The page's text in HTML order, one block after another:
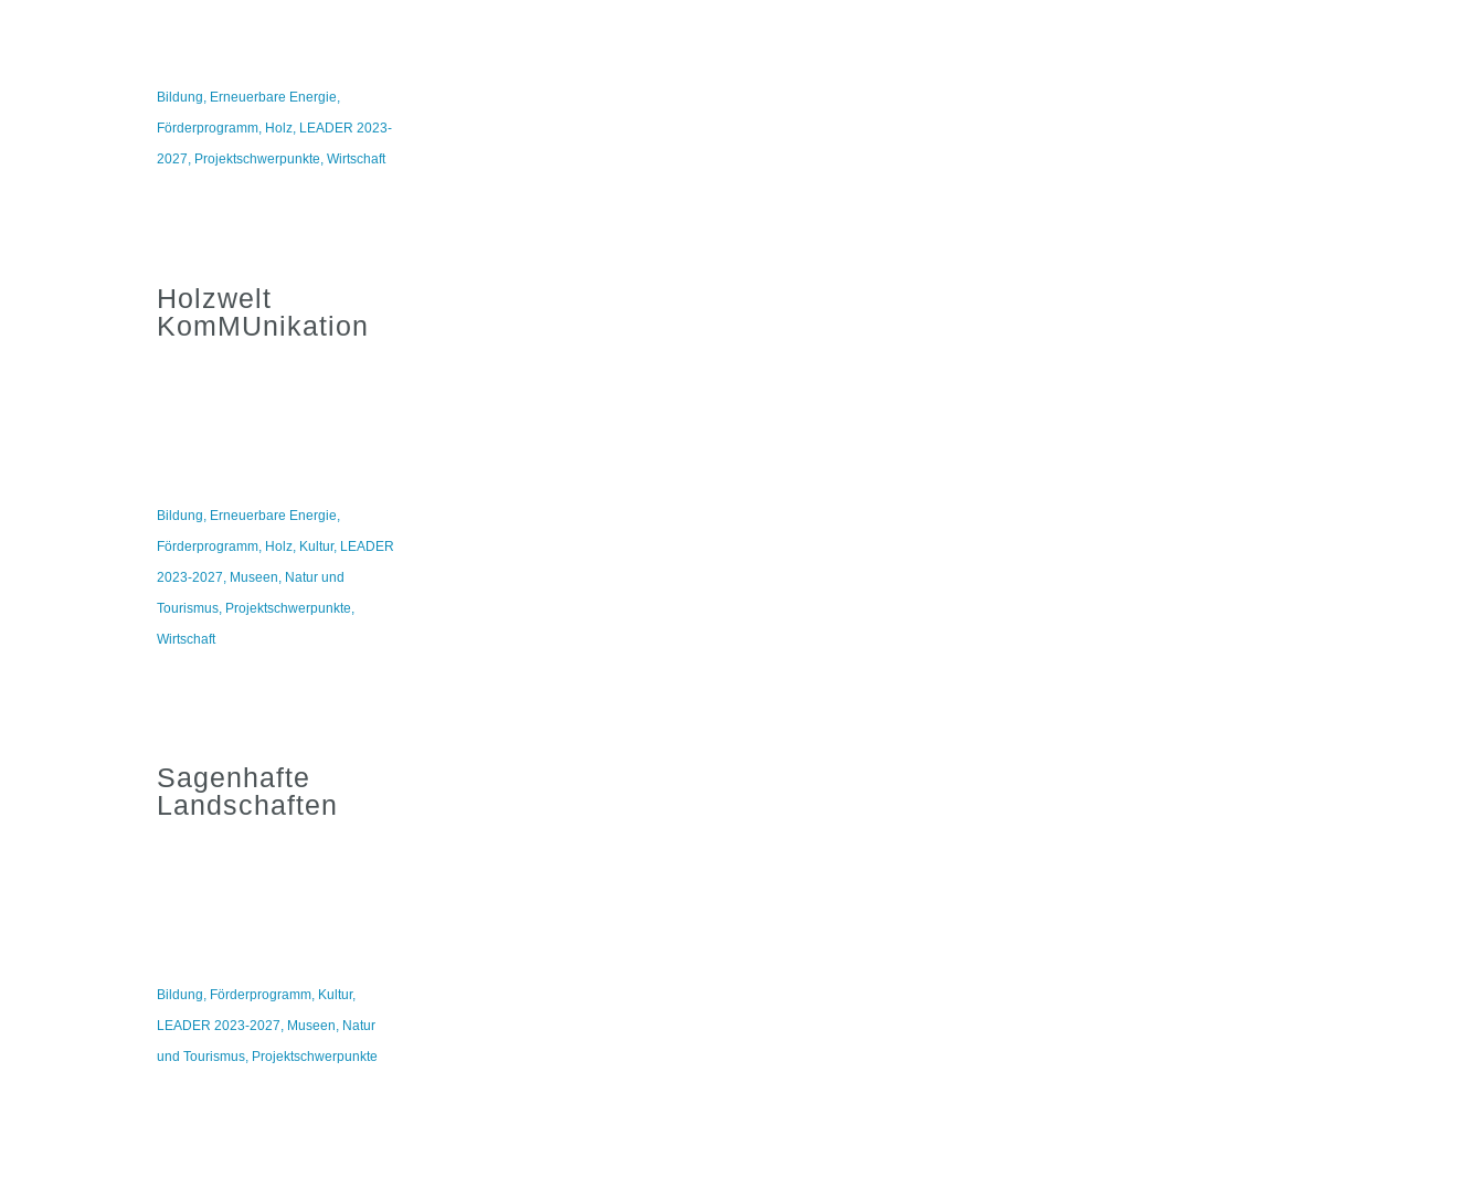
Bildung, Erneuerbare Energie,
Förderprogramm, Holz, LEADER 2023-
2027, Projektschwerpunkte, Wirtschaft
Holzwelt
KomMUnikation
Bildung Erneuerbare Energie
Förderprogramm Holz Kultur, LEADER
2023-2027 Museen Natur und
Tourismus Projektschwerpunkte
Wirtschaft
Sagenhafte
Landschaften
Bildung, Förderprogramm, Kultur,
LEADER 2023-2027, Museen, Natur
und Tourismus, Projektschwerpunkte